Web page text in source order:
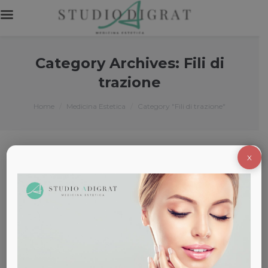
Category Archives: Fili di
trazione
You are here:
Home Medicina Estetica Category "Fili di trazione"
X